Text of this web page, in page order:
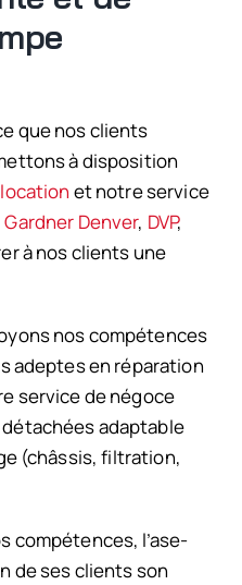
que nos clients
à disposition
et notre service
Gardner Denver, DVP,
à nos clients une
nos compétences
adeptes en réparation
service de négoce
adaptable
(châssis, filtration,
compétences, l’ase-
de ses clients son